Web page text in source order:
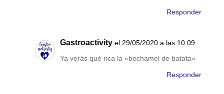
Responder
Gastroactivity el 29/05/2020 a las 10:09
Ya verás qué rica la «bechamel de batata»
Responder